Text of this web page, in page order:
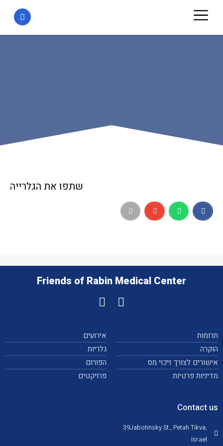
שתפו את הגלרייה
Friends of Rabin Medical Center
תרומות
הוקרה
אישורים לצורך זיכוי מס
מדיניות פרטיות
אירועים
גלריות
הפורום
פרויקטים
Contact us
39Jabotinsky St., Petah Tikva,
Israel